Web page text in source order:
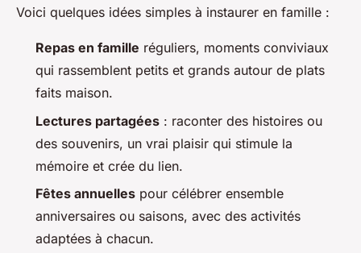
Voici quelques idées simples à instaurer en famille :
Repas en famille réguliers, moments conviviaux
qui rassemblent petits et grands autour de plats
faits maison.
Lectures partagées : raconter des histoires ou
des souvenirs, un vrai plaisir qui stimule la
mémoire et crée du lien.
Fêtes annuelles pour célébrer ensemble
anniversaires ou saisons, avec des activités
adaptées à chacun.